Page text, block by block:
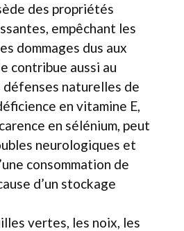
des propriétés
empêchant les
dommages dus aux
contribue aussi au
naturelles de
en vitamine E,
en sélénium, peut
neurologiques et
consommation de
d’un stockage
vertes, les noix, les